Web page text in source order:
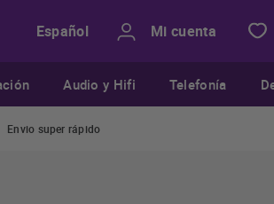
Español Mi cuenta
Audio y Hifi Telefonía
Envio super rápido